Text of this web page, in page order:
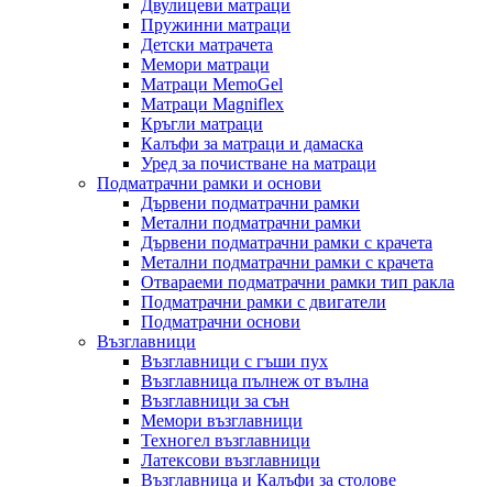
Двулицеви матраци
Пружинни матраци
Детски матрачета
Мемори матраци
Mатраци MemoGel
Матраци Мagniflex
Кръгли матраци
Калъфи за матраци и дамаска
Уред за почистване на матраци
Подматрачни рамки и основи
Дървени подматрачни рамки
Метални подматрачни рамки
Дървени подматрачни рамки с крачета
Метални подматрачни рамки с крачета
Отвараеми подматрачни рамки тип ракла
Подматрачни рамки с двигатели
Подматрачни основи
Възглавници
Възглавници с гъши пух
Възглавница пълнеж от вълна
Възглавници за сън
Мемори възглавници
Техногел възглавници
Латексови възглавници
Възглавница и Калъфи за столове